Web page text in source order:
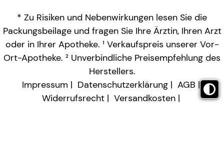
* Zu Risiken und Nebenwirkungen lesen Sie die
Packungsbeilage und fragen Sie Ihre Ärztin, Ihren Arzt
oder in Ihrer Apotheke. ¹ Verkaufspreis unserer Vor-
Ort-Apotheke. ² Unverbindliche Preisempfehlung des
Herstellers.
Impressum
Datenschutzerklärung
AGB
Widerrufsrecht
Versandkosten